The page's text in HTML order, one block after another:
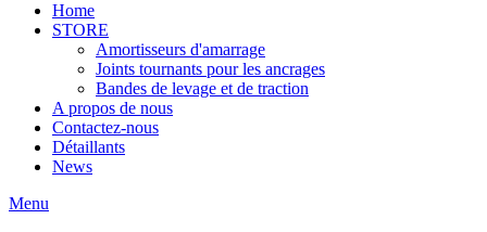
Home
STORE
Amortisseurs d'amarrage
Joints tournants pour les ancrages
Bandes de levage et de traction
A propos de nous
Contactez-nous
Détaillants
News
Menu